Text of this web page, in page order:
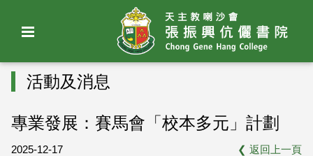
活動及消息
專業發展：賽馬會「校本多元」計劃
2025-12-17 ❮ 返回上一頁